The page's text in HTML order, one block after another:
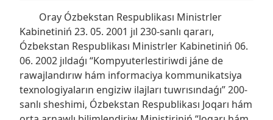
Oray Ózbekstan Respublikası Ministrler
Kabinetiniń 23. 05. 2001 jıl 230-sanlı qararı,
Ózbekstan Respublikası Ministrler Kabinetiniń 06.
06. 2002 jıldaǵı “Kompyuterlestiriwdi jáne de
rawajlandırıw hám informaciya kommunikatsiya
texnologiyaların engiziw ilajları tuwrısındaǵı” 200-
sanlı sheshimi, Ózbekstan Respublikası Joqarı hám